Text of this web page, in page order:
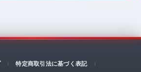
特定商取引法に基づく表記